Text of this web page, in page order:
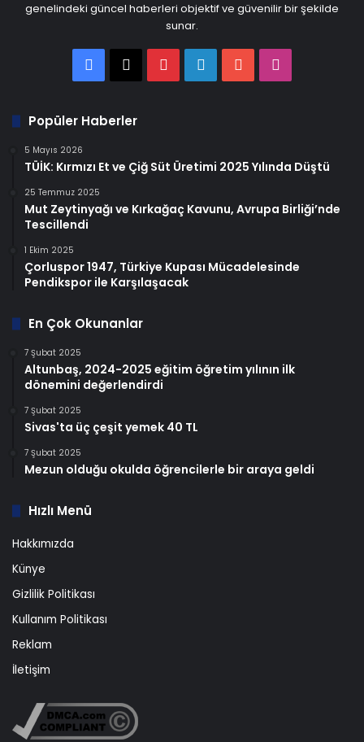
genelindeki güncel haberleri objektif ve güvenilir bir şekilde
sunar.
Facebook
X PinterestLinkedInYouTube
Popüler Haberler
5 Mayıs 2026
TÜİK: Kırmızı Et ve Çiğ Süt Üretimi 2025 Yılında Düştü
25 Temmuz 2025
Mut Zeytinyağı ve Kırkağaç Kavunu, Avrupa Birliği’nde
Tescillendi
1 Ekim 2025
Çorluspor 1947, Türkiye Kupası Mücadelesinde
Pendikspor ile Karşılaşacak
En Çok Okunanlar
7 Şubat 2025
Altunbaş, 2024-2025 eğitim öğretim yılının ilk
dönemini değerlendirdi
7 Şubat 2025
Sivas'ta üç çeşit yemek 40 TL
7 Şubat 2025
Mezun olduğu okulda öğrencilerle bir araya geldi
Hızlı Menü
Hakkımızda
Künye
Gizlilik Politikası
Kullanım Politikası
Reklam
İletişim